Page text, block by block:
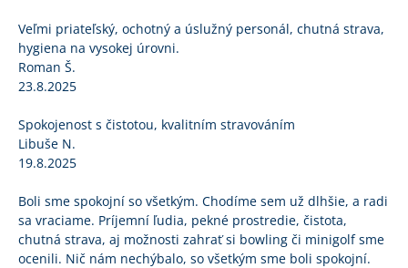
Veľmi priateľský, ochotný a úslužný personál, chutná strava,
hygiena na vysokej úrovni.
Roman Š.
23.8.2025
Spokojenost s čistotou, kvalitním stravováním
Libuše N.
19.8.2025
Boli sme spokojní so všetkým. Chodíme sem už dlhšie, a radi
sa vraciame. Príjemní ľudia, pekné prostredie, čistota,
chutná strava, aj možnosti zahrať si bowling či minigolf sme
ocenili. Nič nám nechýbalo, so všetkým sme boli spokojní.